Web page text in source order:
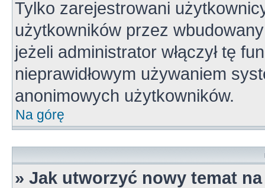
Tylko zarejestrowani
użytkowników przez
jeżeli administrator włączył tę
nieprawidłowym używaniem
anonimowych użytkowników.
Na górę
» Jak utworzyć nowy temat